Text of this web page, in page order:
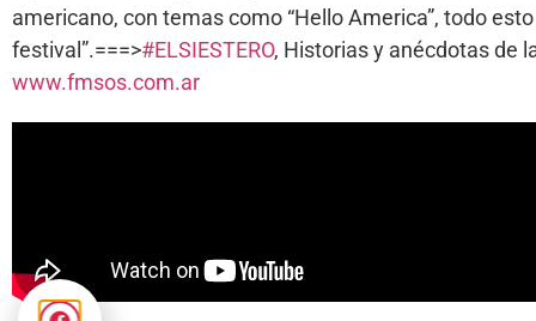
americano, con temas como “Hello America”, todo
festival”.===>#ELSIESTERO, Historias y anécdotas de
www.fmsos.com.ar